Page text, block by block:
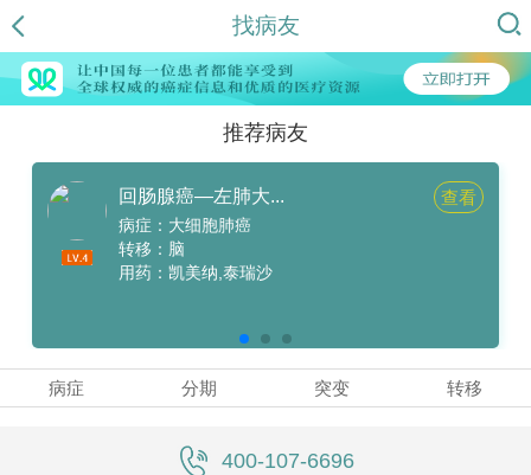
找病友
推荐病友
回肠腺癌—左肺大... 查看
病症：大细胞肺癌
转移：脑
用药：凯美纳,泰瑞沙
病症 分期 突变 转移
400-107-6696